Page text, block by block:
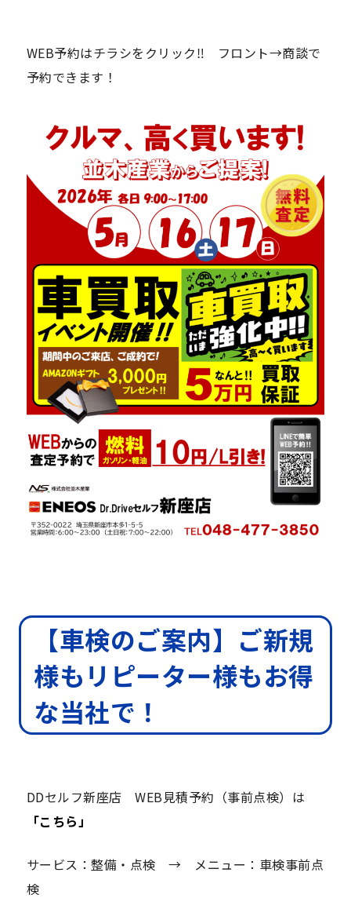
WEB予約はチラシをクリック‼ フロント→商談で
予約できます！
【車検のご案内】ご新規
様もリピーター様もお得
な当社で！
DDセルフ新座店 WEB見積予約（事前点検）は
「こちら」
サービス：整備・点検 → メニュー：車検事前点
検